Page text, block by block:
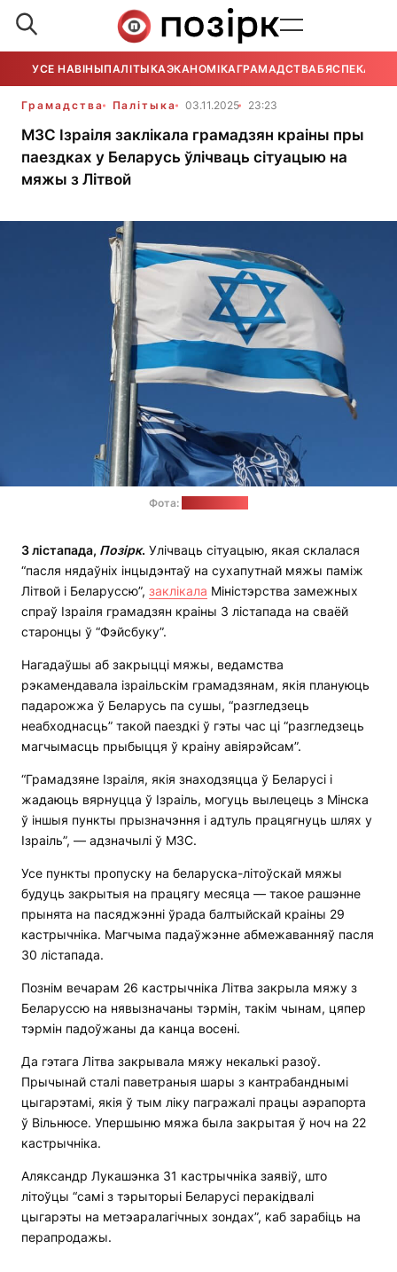
УСЕ НАВІНЫПАЛІТЫКАЭКАНОМІКАГРАМАДСТВАБЯСПЕКА
Грамадства Палітыка 03.11.2025 23:23
МЗС Ізраіля заклікала грамадзян краіны пры
паездках у Беларусь ўлічваць сітуацыю на
мяжы з Літвой
Фота:
3 лістапада, Позірк. Улічваць сітуацыю, якая склалася
“пасля нядаўніх інцыдэнтаў на сухапутнай мяжы паміж
Літвой і Беларуссю”, заклікала Міністэрства замежных
спраў Ізраіля грамадзян краіны 3 лістапада на сваёй
старонцы ў “Фэйсбуку”.
Нагадаўшы аб закрыцці мяжы, ведамства
рэкамендавала ізраільскім грамадзянам, якія плануюць
падарожжа ў Беларусь па сушы, “разгледзець
неабходнасць” такой паездкі ў гэты час ці “разгледзець
магчымасць прыбыцця ў краіну авіярэйсам”.
“Грамадзяне Ізраіля, якія знаходзяцца ў Беларусі і
жадаюць вярнуцца ў Ізраіль, могуць вылецець з Мінска
ў іншыя пункты прызначэння і адтуль працягнуць шлях у
Ізраіль”, — адзначылі ў МЗС.
Усе пункты пропуску на беларуска-літоўскай мяжы
будуць закрытыя на працягу месяца — такое рашэнне
прынята на пасяджэнні ўрада балтыйскай краіны 29
кастрычніка. Магчыма падаўжэнне абмежаванняў пасля
30 лістапада.
Познім вечарам 26 кастрычніка Літва закрыла мяжу з
Беларуссю на нявызначаны тэрмін, такім чынам, цяпер
тэрмін падоўжаны да канца восені.
Да гэтага Літва закрывала мяжу некалькі разоў.
Прычынай сталі паветраныя шары з кантрабанднымі
цыгарэтамі, якія ў тым ліку пагражалі працы аэрапорта
ў Вільнюсе. Упершыню мяжа была закрытая ў ноч на 22
кастрычніка.
Аляксандр Лукашэнка 31 кастрычніка заявіў, што
літоўцы “самі з тэрыторыі Беларусі перакідвалі
цыгарэты на метэаралагічных зондах”, каб зарабіць на
перапродажы.